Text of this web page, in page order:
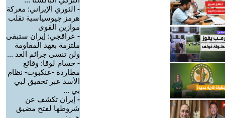
- الثوري الإيراني: معركة
هرمز جيوسياسية تقلب
موازين القوى
- عراقجي: إيران ستبقى
ملتزمة بعهد المقاومة
ولن تنسى جرائم العد ...
- حسام لوقا: وقائع
مطاردة -عنكبوت- نظام
الأسد عبر تحقيق لبي
بي ...
- إيران تكشف عن
شروطها لفتح مضيق